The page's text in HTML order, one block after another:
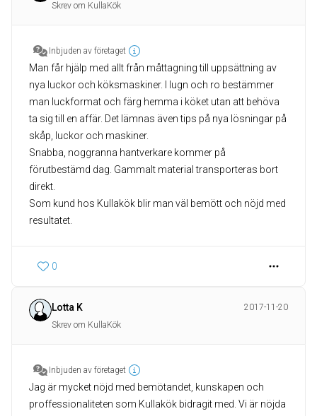
Skrev om KullaKök
Inbjuden av företaget
Man får hjälp med allt från måttagning till uppsättning av
nya luckor och köksmaskiner. I lugn och ro bestämmer
man luckformat och färg hemma i köket utan att behöva
ta sig till en affär. Det lämnas även tips på nya lösningar på
skåp, luckor och maskiner.
Snabba, noggranna hantverkare kommer på
förutbestämd dag. Gammalt material transporteras bort
direkt.
Som kund hos Kullakök blir man väl bemött och nöjd med
0
Lotta K
2017-11-20
Skrev om KullaKök
Inbjuden av företaget
Jag är mycket nöjd med bemötandet, kunskapen och
proffessionaliteten som Kullakök bidragit med. Vi är nöjda